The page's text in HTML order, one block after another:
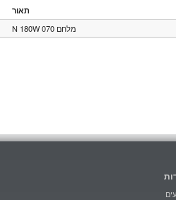
תאור
מלחם 070 N 180W